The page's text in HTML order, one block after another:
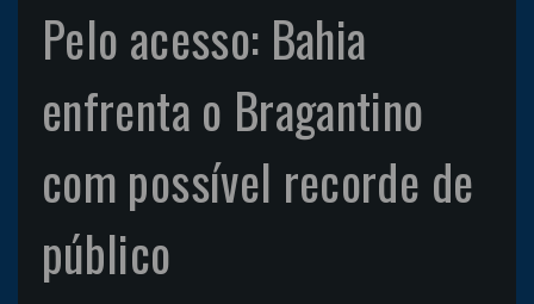
Pelo acesso: Bahia
enfrenta o Bragantino
com possível recorde de
público